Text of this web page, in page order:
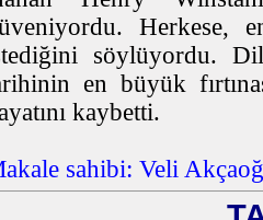
Herkese,
söylüyordu.
en büyük
kaybetti.
sahibi: Veli